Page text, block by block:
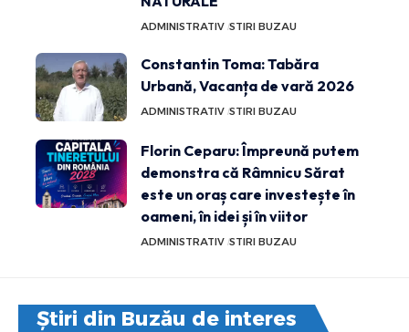
ADMINISTRATIV STIRI BUZAU
Constantin Toma: Tabăra
Urbană, Vacanța de vară 2026
ADMINISTRATIV STIRI BUZAU
Florin Ceparu: Împreună putem
demonstra că Râmnicu Sărat
este un oraș care investește în
oameni, în idei și în viitor
ADMINISTRATIV STIRI BUZAU
Știri din Buzău de interes